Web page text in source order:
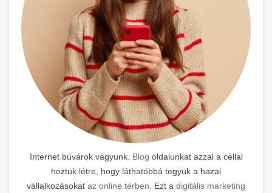
Internet búvárok vagyunk. Blog oldalunkat azzal a céllal
hoztuk létre, hogy láthatóbbá tegyük a hazai
vállalkozásokat az online térben . Ezt a digitális marketing